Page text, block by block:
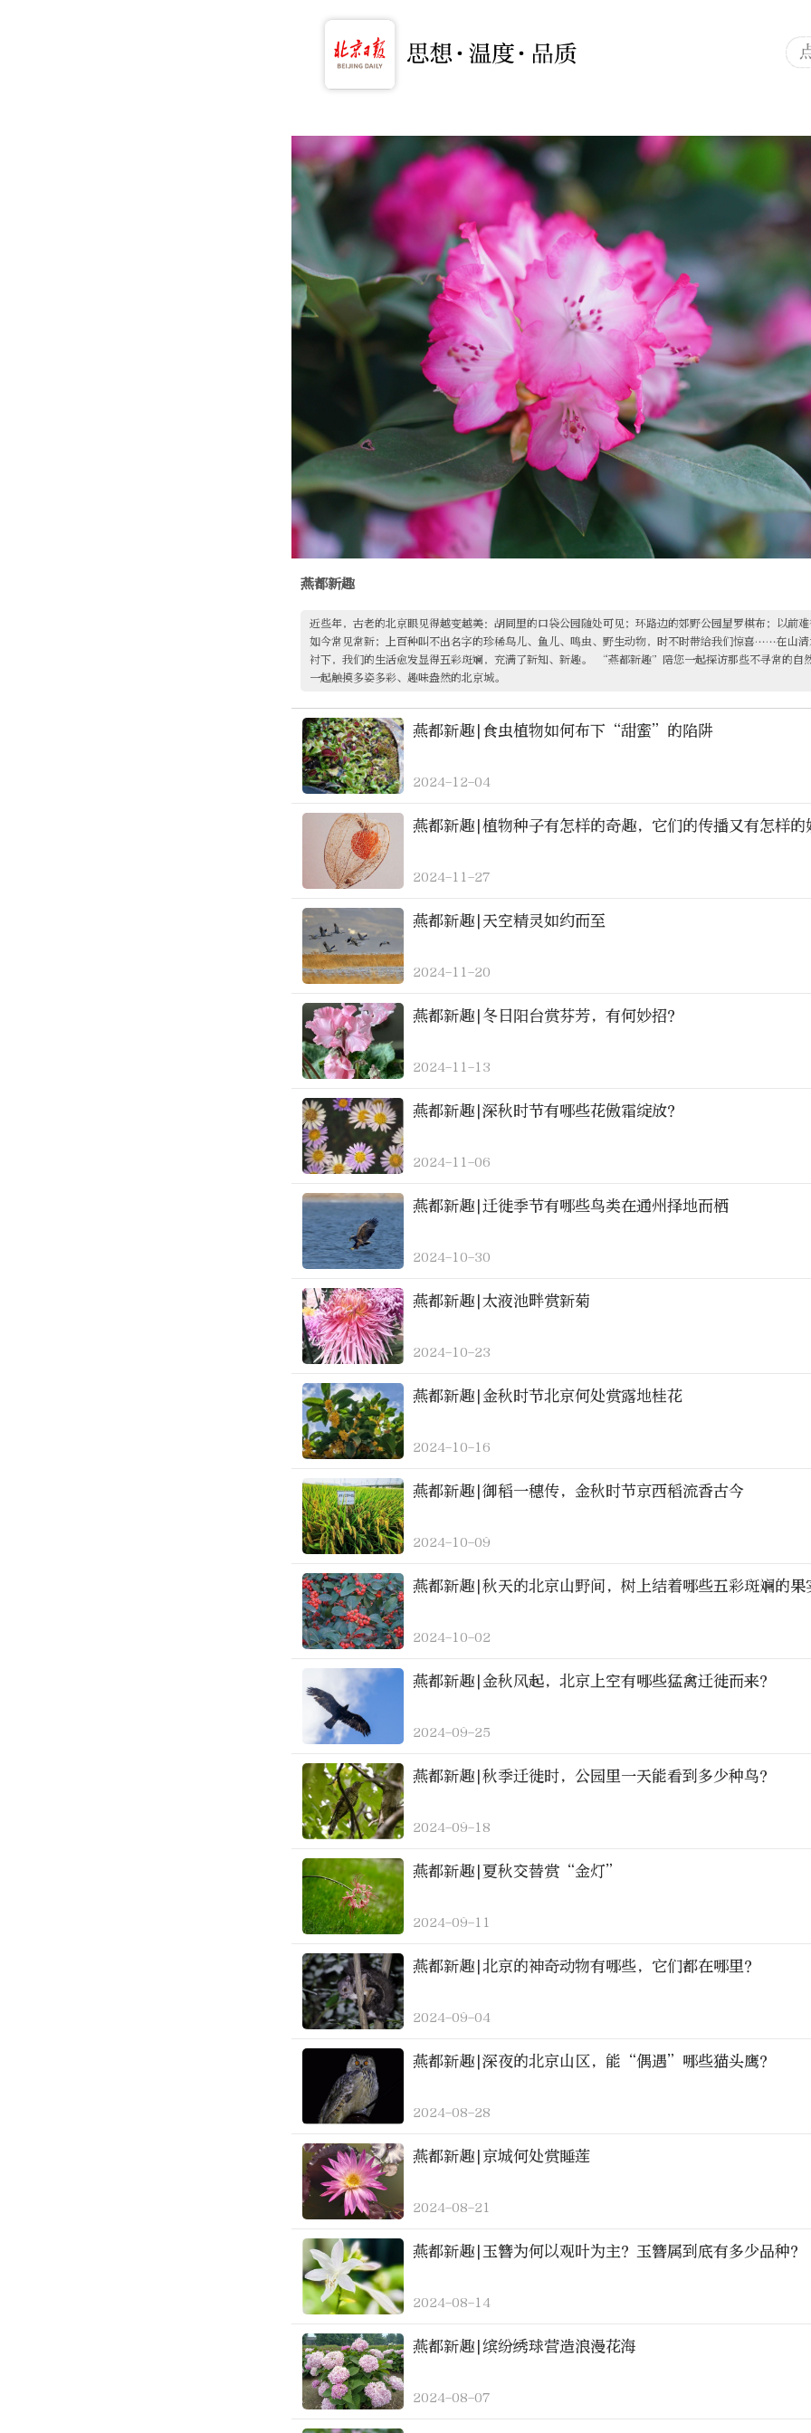
燕都新趣
近些年，古老的北京眼见得越变越美：胡同里的口袋公园随处可见；环路边的郊野公园星罗棋布；以前
如今常见常新；上百种叫不出名字的珍稀鸟儿、鱼儿、鸣虫、野生动物，时不时带给我们惊喜……在山
衬下，我们的生活愈发显得五彩斑斓，充满了新知、新趣。 “燕都新趣”陪您一起探访那些不寻常的自
一起触摸多姿多彩、趣味盎然的北京城。
燕都新趣|食虫植物如何布下“甜蜜”的陷阱
2024-12-04
燕都新趣|植物种子有怎样的奇趣，它们的传播又有怎样的
2024-11-27
燕都新趣|天空精灵如约而至
2024-11-20
燕都新趣|冬日阳台赏芬芳，有何妙招？
2024-11-13
燕都新趣|深秋时节有哪些花傲霜绽放？
2024-11-06
燕都新趣|迁徙季节有哪些鸟类在通州择地而栖
2024-10-30
燕都新趣|太液池畔赏新菊
2024-10-23
燕都新趣|金秋时节北京何处赏露地桂花
2024-10-16
燕都新趣|御稻一穗传，金秋时节京西稻流香古今
2024-10-09
燕都新趣|秋天的北京山野间，树上结着哪些五彩斑斓的果
2024-10-02
燕都新趣|金秋风起，北京上空有哪些猛禽迁徙而来？
2024-09-25
燕都新趣|秋季迁徙时，公园里一天能看到多少种鸟？
2024-09-18
燕都新趣|夏秋交替赏“金灯”
2024-09-11
燕都新趣|北京的神奇动物有哪些，它们都在哪里？
2024-09-04
燕都新趣|深夜的北京山区，能“偶遇”哪些猫头鹰？
2024-08-28
燕都新趣|京城何处赏睡莲
2024-08-21
燕都新趣|玉簪为何以观叶为主？玉簪属到底有多少品种？
2024-08-14
燕都新趣|缤纷绣球营造浪漫花海
2024-08-07